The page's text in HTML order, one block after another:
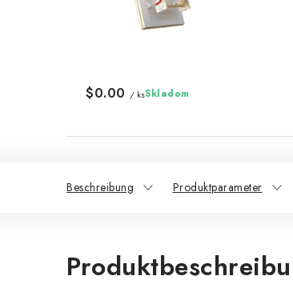
$0.00 / ksSkladom
Beschreibung Produktparameter